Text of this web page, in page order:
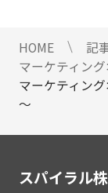
安否確認サー
給与明細電子
険・証券・カ
割賦・クレジ
HOME
記
マーケティン
マーケティン
～
スパイラル